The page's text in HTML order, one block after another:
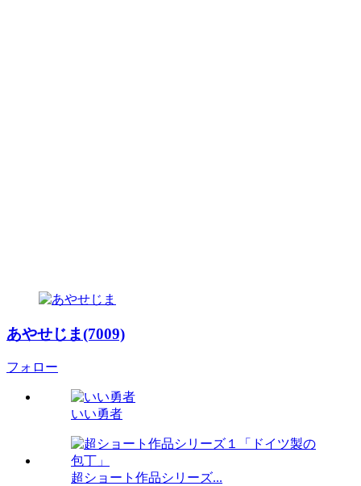
あやせじま(7009)
フォロー
いい勇者
超ショート作品シリーズ...